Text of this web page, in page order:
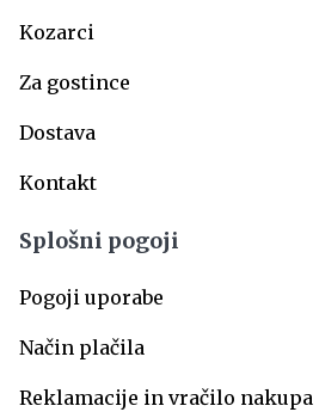
Kozarci
Za gostince
Dostava
Kontakt
Splošni pogoji
Pogoji uporabe
Način plačila
Reklamacije in vračilo nakupa